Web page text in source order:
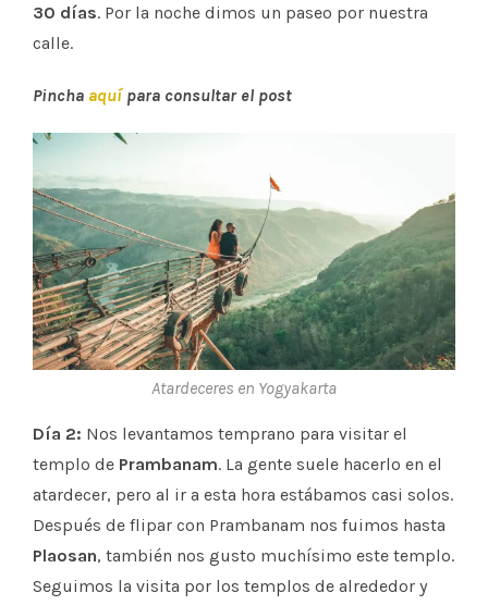
30 días. Por la noche dimos un paseo por nuestra
calle.
Pincha aquípara consultar el post
Atardeceres en Yogyakarta
Día 2: Nos levantamos temprano para visitar el
templo de Prambanam. La gente suele hacerlo en el
atardecer, pero al ir a esta hora estábamos casi solos.
Después de flipar con Prambanam nos fuimos hasta
Plaosan, también nos gusto muchísimo este templo.
Seguimos la visita por los templos de alrededor y